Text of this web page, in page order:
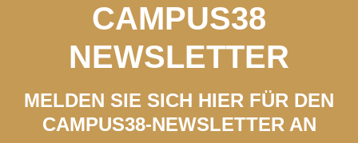
CAMPUS38
NEWSLETTER
MELDEN SIE SICH HIER FÜR DEN
CAMPUS38-NEWSLETTER AN